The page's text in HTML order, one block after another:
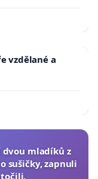
vzdělané a
dvou mladíků z
sušičky, zapnuli